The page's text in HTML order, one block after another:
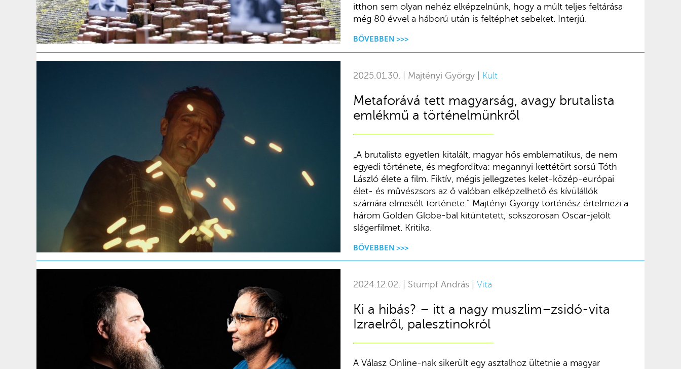
itthon sem olyan nehéz elképzelnünk, hogy a múlt teljes feltárása
még 80 évvel a háború után is feltéphet sebeket. Interjú.
BŐVEBBEN >>>
2025.01.30. | Majtényi György | Kult
Metaforává tett magyarság, avagy brutalista
emlékmű a történelmünkről
„A brutalista egyetlen kitalált, magyar hős emblematikus, de nem
egyedi története, és megfordítva: megannyi kettétört sorsú Tóth
László élete a film. Fiktív, mégis jellegzetes kelet-közép-európai
élet- és művészsors az ő valóban elképzelhető és kívülállók
számára elmesélt története.” Majtényi György történész értelmezi a
három Golden Globe-bal kitüntetett, sokszorosan Oscar-jelölt
slágerfilmet. Kritika.
BŐVEBBEN >>>
2024.12.02. | Stumpf András | Vita
Ki a hibás? – itt a nagy muszlim–zsidó-vita
Izraelről, palesztinokról
A Válasz Online-nak sikerült egy asztalhoz ültetnie a magyar